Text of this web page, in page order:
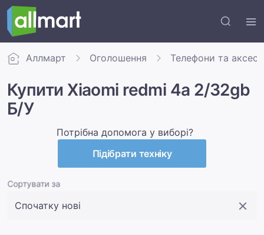
Аллмарт Оголошення Телефони та
Купити Xiaomi redmi 4a 2/32gb
Б/У
Потрібна допомога у виборі?
Підібрати техніку
Сортувати за